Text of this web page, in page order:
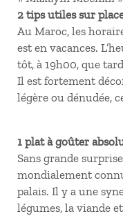
2 tips utiles sur
Au Maroc, les
est en vacances.
tôt, à 19h00, que
Il est fortement
légère ou dénudée,
1 plat à goûter
Sans grande
mondialement
palais. Il y a une
légumes, la viande